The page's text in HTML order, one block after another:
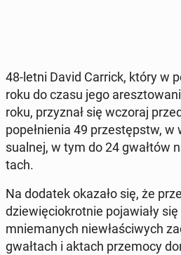
48-letni David Carrick, który w
roku do czasu jego
roku, przy­znał się wczoraj
po­peł­nie­nia 49 prze­stępstw,
su­al­nej, w tym do 24 gwałtów
tach.
Na dodatek okazało się, że
dzie­wię­cio­krot­nie po­ja­wia­ły
mnie­ma­nych nie­wła­ści­wych
gwał­tach i aktach prze­mo­cy